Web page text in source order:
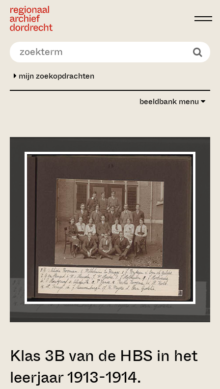
Ga direct naar de inhoud
mijn zoekopdrachten
beeldbank menu
Klas 3B van de HBS in het
leerjaar 1913-1914.